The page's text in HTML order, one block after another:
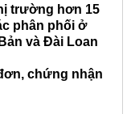
trường hơn 15
phân phối ở
và Đài Loan
chứng nhận